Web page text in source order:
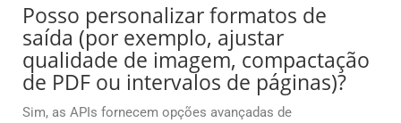
Posso personalizar formatos de
saída (por exemplo, ajustar
qualidade de imagem, compactação
de PDF ou intervalos de páginas)?
Sim, as APIs fornecem opções avançadas de